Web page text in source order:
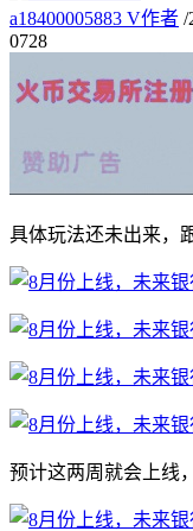
a18400005883 V作者 /
0728
具体玩法还未出来，
预计这两周就会上线